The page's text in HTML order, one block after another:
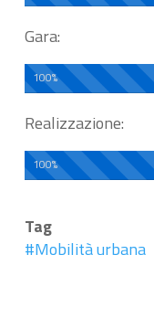
Gara:
100%
Realizzazione:
100%
Tag
#Mobilità urbana